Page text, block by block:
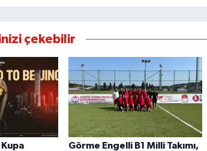
çekebilir
Kupa
Görme Engelli B1 Milli Takımı,